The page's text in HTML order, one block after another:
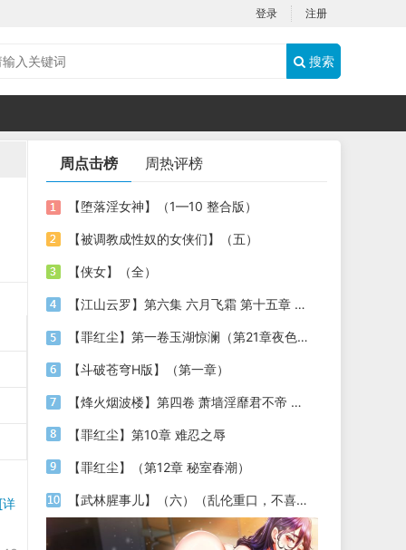
登录 注册
搜索
[详
周点击榜 周热评榜
【堕落淫女神】（1—10 整合版）
【被调教成性奴的女侠们】（五）
【侠女】（全）
【江山云罗】第六集 六月飞霜 第十五章 兰心深种 复勘娇媃
【罪红尘】第一卷玉湖惊澜（第21章夜色凄迷）
【斗破苍穹H版】（第一章）
【烽火烟波楼】第四卷 萧墙淫靡君不帝 第五章 桦之霜（下）
【罪红尘】第10章 难忍之辱
【罪红尘】（第12章 秘室春潮）
【武林腥事儿】（六）（乱伦重口，不喜莫入）